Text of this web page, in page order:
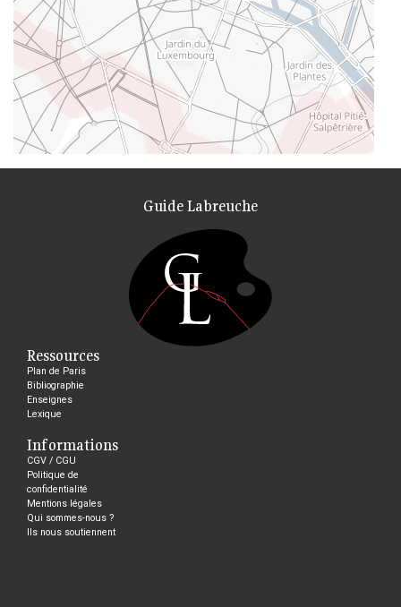
Guide Labreuche
Ressources
Plan de Paris
Bibliographie
Enseignes
Lexique
Informations
CGV / CGU
Politique de
confidentialité
Mentions légales
Qui sommes-nous ?
Ils nous soutiennent